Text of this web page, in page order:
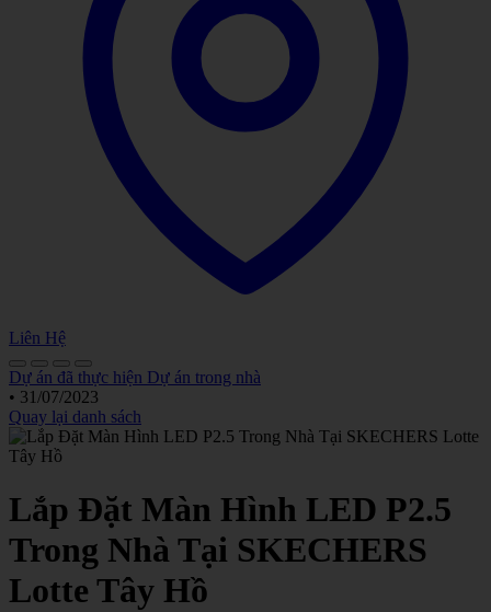
Liên Hệ
Dự án đã thực hiện Dự án trong nhà
• 31/07/2023
Quay lại danh sách
Lắp Đặt Màn Hình LED P2.5
Trong Nhà Tại SKECHERS
Lotte Tây Hồ